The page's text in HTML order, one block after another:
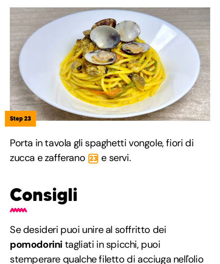
Step 23
Porta in tavola gli spaghetti vongole, fiori di
zucca e zafferano 23 e servi.
Consigli
Se desideri puoi unire al soffritto dei
pomodorinitagliati in spicchi, puoi
stemperare qualche filetto di acciuga nell'olio